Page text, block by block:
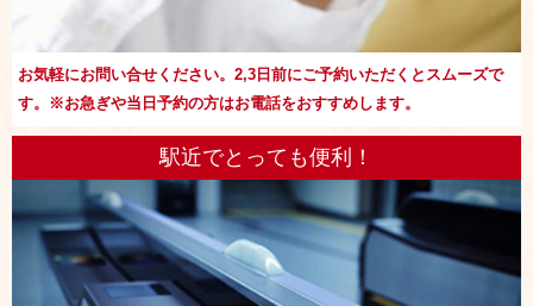
お気軽にお問い合せください。2,3日前にご予約いただくとスムーズで
す。※お急ぎや当日予約の方はお電話をおすすめします。
駅近でとっても便利！